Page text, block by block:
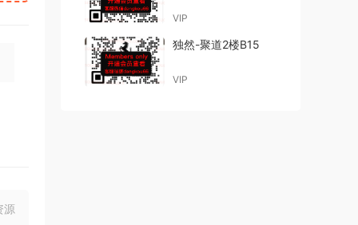
源
VIP
独然-聚道2楼B15
VIP